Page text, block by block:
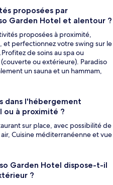
proposées par
Garden Hotel et alentour ?
proposées à proximité,
et perfectionnez votre swing sur le
de soins au spa ou
ou extérieure). Paradiso
un sauna et un hammam,
dans l'hébergement
ou à proximité ?
sur place, avec possibilité de
Cuisine méditerranéenne et vue
Garden Hotel dispose-t-il
?